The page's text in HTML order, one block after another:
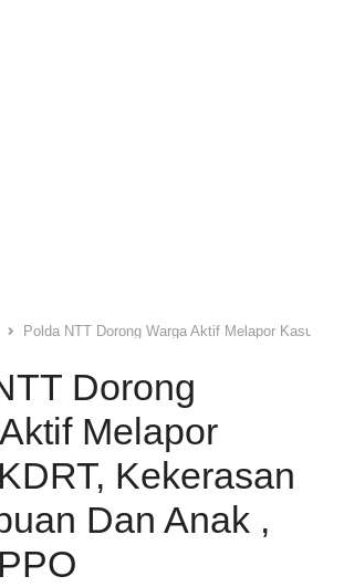
Polda NTT Dorong Warga Aktif Melapor Kasus
Dorong
Melapor
Kekerasan
Dan Anak ,